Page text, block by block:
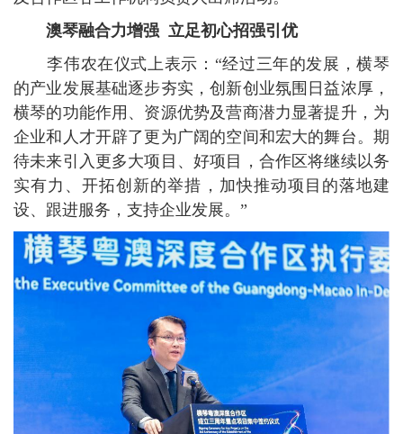
澳琴融合力增强 立足初心招强引优
李伟农在仪式上表示：“经过三年的发展，横琴
的产业发展基础逐步夯实，创新创业氛围日益浓厚，
横琴的功能作用、资源优势及营商潜力显著提升，为
企业和人才开辟了更为广阔的空间和宏大的舞台。期
待未来引入更多大项目、好项目，合作区将继续以务
实有力、开拓创新的举措，加快推动项目的落地建
设、跟进服务，支持企业发展。”